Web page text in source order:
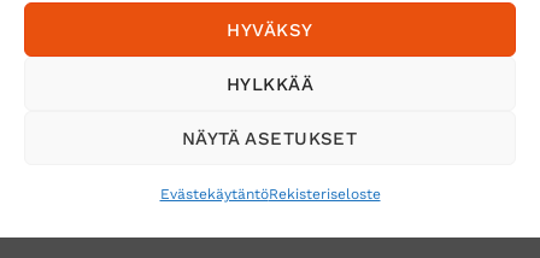
HYVÄKSY
HYLKKÄÄ
NÄYTÄ ASETUKSET
EvästekäytäntöRekisteriseloste
Tilaa uutiskirje ja saat erikoisalennuksia